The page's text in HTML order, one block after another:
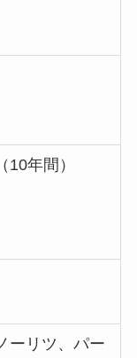
10年間）
ーリツ、パー